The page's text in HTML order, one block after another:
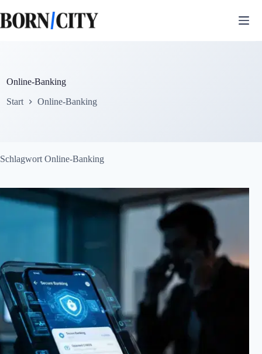
Inhalt
springen
Online-Banking
Start Online-Banking
Schlagwort Online-Banking